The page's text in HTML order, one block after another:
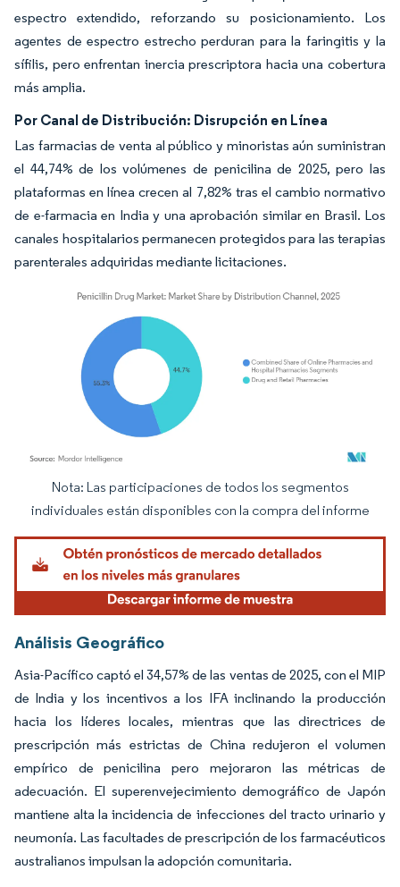
espectro extendido, reforzando su posicionamiento. Los
agentes de espectro estrecho perduran para la faringitis y la
sífilis, pero enfrentan inercia prescriptora hacia una cobertura
más amplia.
Por Canal de Distribución: Disrupción en Línea
Las farmacias de venta al público y minoristas aún suministran
el 44,74% de los volúmenes de penicilina de 2025, pero las
plataformas en línea crecen al 7,82% tras el cambio normativo
de e-farmacia en India y una aprobación similar en Brasil. Los
canales hospitalarios permanecen protegidos para las terapias
parenterales adquiridas mediante licitaciones.
Imagen © Mordor Intelligence. El uso requiere atribución según CC BY 4.0.
Nota: Las participaciones de todos los segmentos
individuales están disponibles con la compra del informe
Análisis Geográfico
Asia-Pacífico captó el 34,57% de las ventas de 2025, con el MIP
de India y los incentivos a los IFA inclinando la producción
hacia los líderes locales, mientras que las directrices de
prescripción más estrictas de China redujeron el volumen
empírico de penicilina pero mejoraron las métricas de
adecuación. El superenvejecimiento demográfico de Japón
mantiene alta la incidencia de infecciones del tracto urinario y
neumonía. Las facultades de prescripción de los farmacéuticos
australianos impulsan la adopción comunitaria.